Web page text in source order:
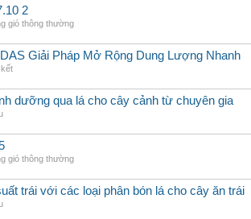
2
gió thông thường
Giải Pháp Mở Rộng Dung Lượng Nhanh
kết
dưỡng qua lá cho cây cảnh từ chuyên gia
gió thông thường
trái với các loại phân bón lá cho cây ăn trái